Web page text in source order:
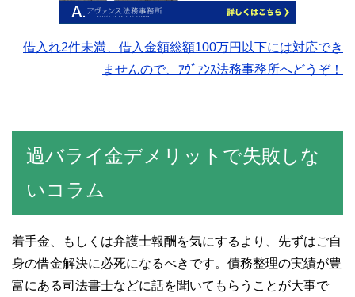
借入れ2件未満、借入金額総額100万円以下には対応でき
ませんので、ｱｳﾞｧﾝｽ法務事務所へどうぞ！
過バライ金デメリットで失敗しな
いコラム
着手金、もしくは弁護士報酬を気にするより、先ずはご自
身の借金解決に必死になるべきです。債務整理の実績が豊
富にある司法書士などに話を聞いてもらうことが大事で